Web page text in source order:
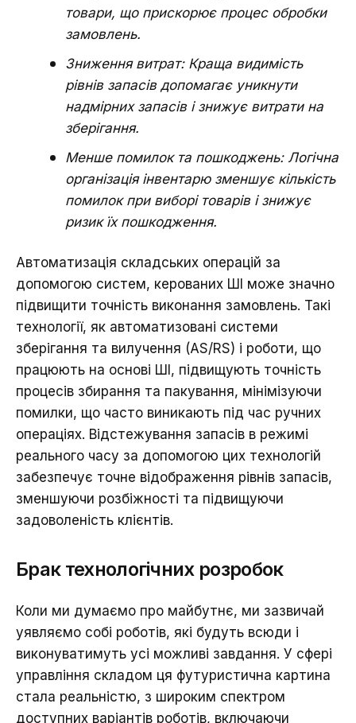
товари, що прискорює процес обробки
замовлень.
Зниження витрат: Краща видимість
рівнів запасів допомагає уникнути
надмірних запасів і знижує витрати на
зберігання.
Менше помилок та пошкоджень: Логічна
організація інвентарю зменшує кількість
помилок при виборі товарів і знижує
ризик їх пошкодження.
Автоматизація складських операцій за
допомогою систем, керованих ШІ може значно
підвищити точність виконання замовлень. Такі
технології, як автоматизовані системи
зберігання та вилучення (AS/RS) і роботи, що
працюють на основі ШІ, підвищують точність
процесів збирання та пакування, мінімізуючи
помилки, що часто виникають під час ручних
операціях. Відстежування запасів в режимі
реального часу за допомогою цих технологій
забезпечує точне відображення рівнів запасів,
зменшуючи розбіжності та підвищуючи
задоволеність клієнтів.
Брак технологічних розробок
Коли ми думаємо про майбутнє, ми зазвичай
уявляємо собі роботів, які будуть всюди і
виконуватимуть усі можливі завдання. У сфері
управління складом ця футуристична картина
стала реальністю, з широким спектром
доступних варіантів роботів, включаючи